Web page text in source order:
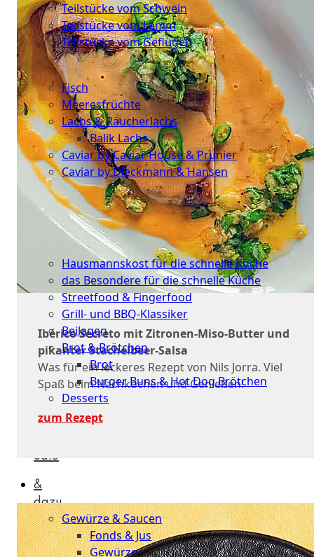
Teilstücke vom Schwein
Teilstücke vom Lamm
Teilstücke vom Geflügel
Seafood
Fisch
Meeresfrüchte
Lachs & Räucherlachs
Balik Lachs
Caviar by Caviar House & Prunier
Caviar by Dieckmann & Hansen
Probierpakete
Schnelle
Hausmannskost für die schnelle Küche
das Besondere für die schnelle Küche
Streetfood & Fingerfood
Grill- und BBQ-Klassiker
Beilagen
Brot & Brötchen
Brot
Burger Buns & Hot Dog Brötchen
Desserts
Neu
Sale
&
dazu
Gewürze & Saucen
Fonds & Jus
Gewürze
Ibérico Secreto mit Zitronen-Miso-Butter und
pikanter Stachelbeer-Salsa
Was für ein leckeres Rezept von Nils Jorra. Viel
Spaß beim Nachkochen und Genießen!
zum Rezept